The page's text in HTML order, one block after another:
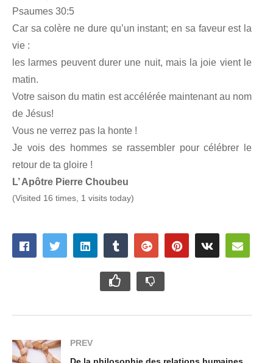
Psaumes 30:5
Car sa colère ne dure qu’un instant; en sa faveur est la
vie :
les larmes peuvent durer une nuit, mais la joie vient le
matin.
Votre saison du matin est accélérée maintenant au nom
de Jésus!
Vous ne verrez pas la honte !
Je vois des hommes se rassembler pour célébrer le
retour de ta gloire !
L’ Apôtre Pierre Choubeu
(Visited 16 times, 1 visits today)
PREV
De la philosophie des relations humaines.